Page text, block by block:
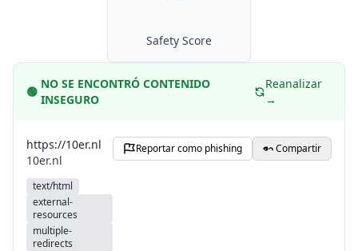
Safety Score
🟢
NO SE ENCONTRÓ CONTENIDO
INSEGURO
Reanalizar
→
https://10er.nl
10er.nl
text/html
external-
resources
multiple-
redirects
Reportar como phishing Compartir